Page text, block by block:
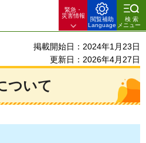
緊急・
災害情報
閲覧補助
Language
検索
メニュー
掲載開始日：2024年1月23日
更新日：2026年4月27日
ついて